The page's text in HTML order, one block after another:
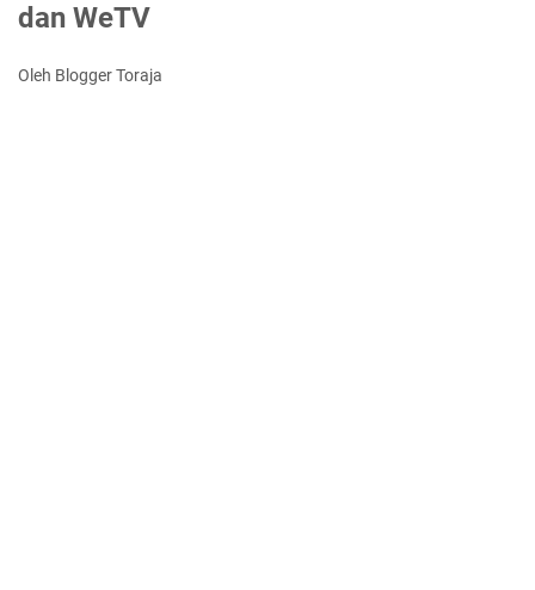
dan WeTV
Oleh Blogger Toraja